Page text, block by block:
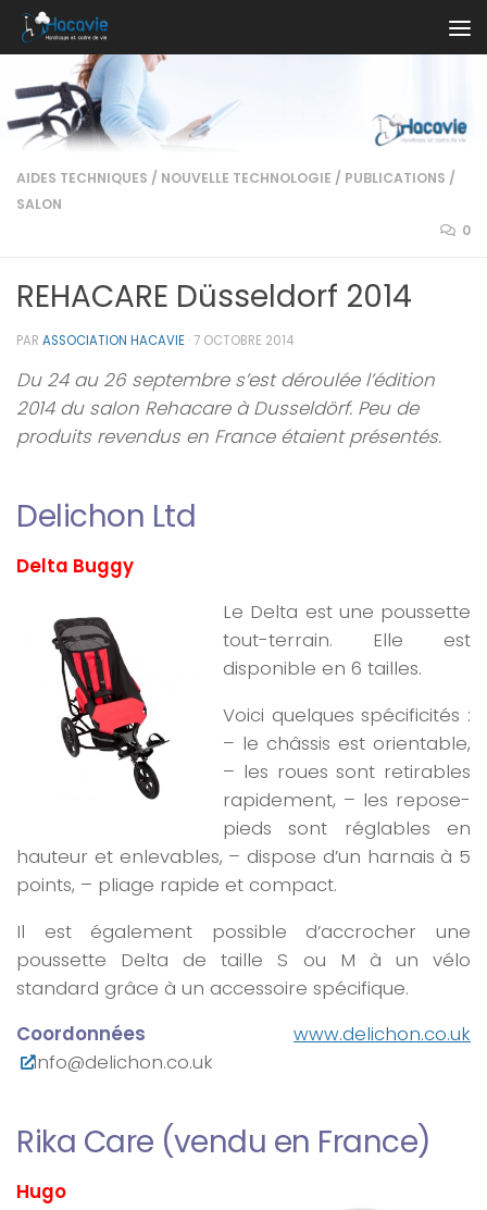
Au dessous du contenu
AIDES TECHNIQUES / NOUVELLE TECHNOLOGIE / PUBLICATIONS /
SALON
0
REHACARE Düsseldorf 2014
PAR ASSOCIATION HACAVIE ·7 OCTOBRE 2014
Du 24 au 26 septembre s’est déroulée l’édition
2014 du salon Rehacare à Dusseldörf. Peu de
produits revendus en France étaient présentés.
Delichon Ltd
Delta Buggy
Le Delta est une poussette
tout-terrain. Elle est
disponible en 6 tailles.
Voici quelques spécificités :
– le châssis est orientable,
– les roues sont retirables
rapidement, – les repose-
pieds sont réglables en
hauteur et enlevables, – dispose d’un harnais à 5
points, – pliage rapide et compact.
Il est également possible d’accrocher une
poussette Delta de taille S ou M à un vélo
standard grâce à un accessoire spécifique.
Coordonnées www.delichon.co.uk
info@delichon.co.uk
Rika Care (vendu en France)
Hugo